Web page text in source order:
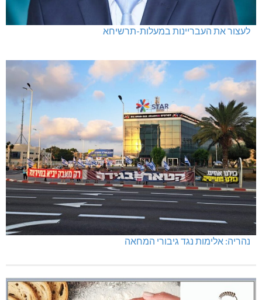
לעצור את העבריינות במעלות-תרשיחא
נהריה: אלימות נגד גיבורי המחאה